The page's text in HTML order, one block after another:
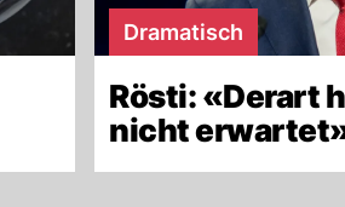
Dramatisch
Rösti: «Derart
nicht